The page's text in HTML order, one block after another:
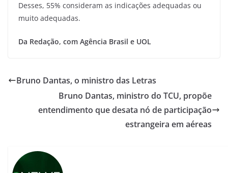
Desses, 55% consideram as indicações adequadas ou
muito adequadas.
Da Redação, com Agência Brasil e UOL
Bruno Dantas, o ministro das Letras
Bruno Dantas, ministro do TCU, propõe
entendimento que desata nó de participação
estrangeira em aéreas